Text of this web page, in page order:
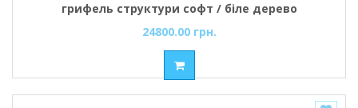
грифель структури софт / біле дерево
24800.00 грн.